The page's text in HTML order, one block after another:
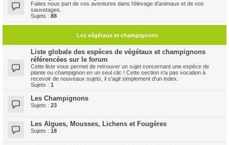
Faites nous part de vos aventures dans l'élevage d'animaux et de vos
sauvetages.
Sujets : 88
Les végétaux et champignons
Liste globale des espèces de végétaux et champignons
référencées sur le forum
Cette liste vous permet de retrouver un sujet concernant une espèce de
plante ou champignon en un seul clic ! Cette section n'a pas vocation à
recevoir de nouveaux sujets, il s'agit simplement d'un index.
Sujets : 1
Les Champignons
Sujets : 23
Les Algues, Mousses, Lichens et Fougères
Sujets : 18